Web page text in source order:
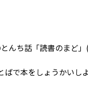
んち話「読書のまど
ばで本をしょうかいし